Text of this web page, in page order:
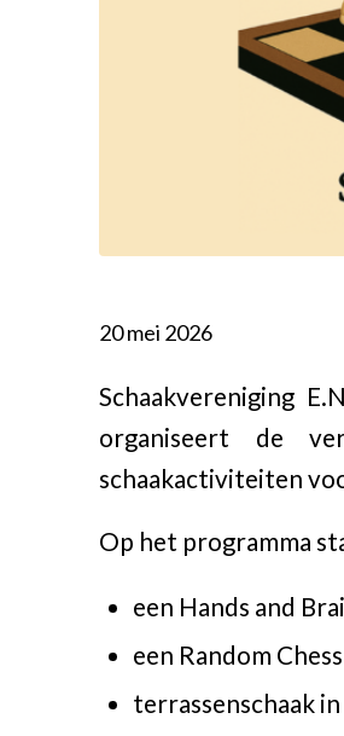
20 mei 2026
Schaakvereniging
organiseert de
schaakactiviteiten
Op het programma
een Hands and
een Random
terrassenschaak